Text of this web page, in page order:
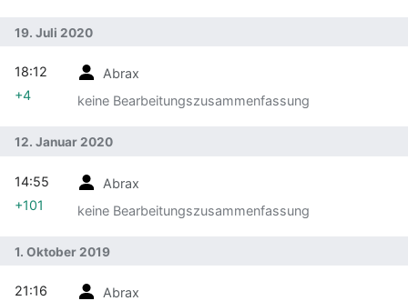
19. Juli 2020
Abrax
keine Bearbeitungszusammenfassung
18:12
+4
12. Januar 2020
Abrax
keine Bearbeitungszusammenfassung
14:55
+101
1. Oktober 2019
Abrax
21:16